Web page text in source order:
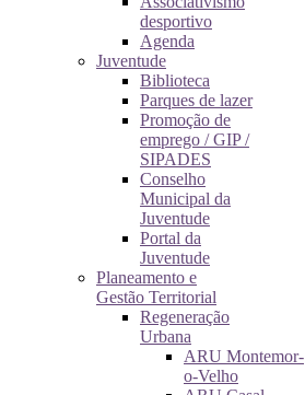
desportivo
Agenda
Juventude
Biblioteca
Parques de lazer
Promoção de
emprego / GIP /
SIPADES
Conselho
Municipal da
Juventude
Portal da
Juventude
Planeamento e
Gestão Territorial
Regeneração
Urbana
ARU Montemor-
o-Velho